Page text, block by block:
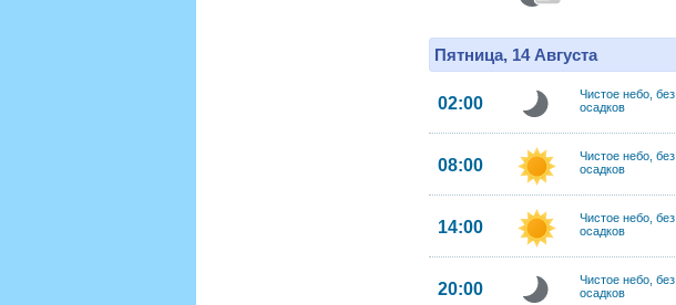
Пятница, 14 Августа
02:00
Чистое небо, без
осадков
08:00
Чистое небо, без
осадков
14:00
Чистое небо, без
осадков
20:00
Чистое небо, без
осадков